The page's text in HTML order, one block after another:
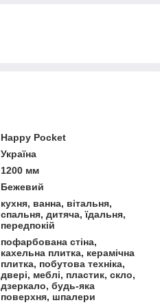
Happy Pocket
Україна
1200 мм
Бежевий
кухня, ванна, вітальня,
спальня, дитяча, їдальня,
передпокій
пофарбована стіна,
кахельна плитка, керамічна
плитка, побутова техніка,
двері, меблі, пластик, скло,
дзеркало, будь-яка
поверхня, шпалери